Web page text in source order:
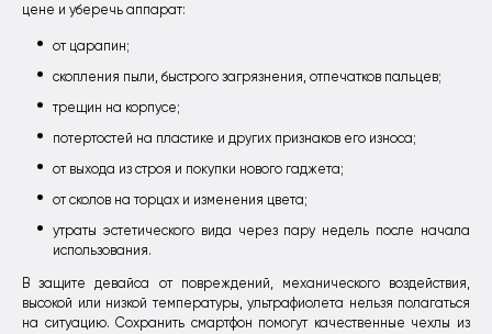
цене и уберечь аппарат:
от царапин;
скопления пыли, быстрого загрязнения, отпечатков пальцев;
трещин на корпусе;
потертостей на пластике и других признаков его износа;
от выхода из строя и покупки нового гаджета;
от сколов на торцах и изменения цвета;
утраты эстетического вида через пару недель после начала
использования.
В защите девайса от повреждений, механического воздействия,
высокой или низкой температуры, ультрафиолета нельзя полагаться
на ситуацию. Сохранить смартфон помогут качественные чехлы из